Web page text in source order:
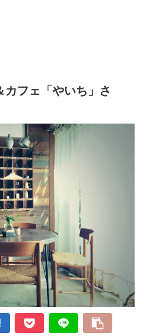
フェ「やいち」さ